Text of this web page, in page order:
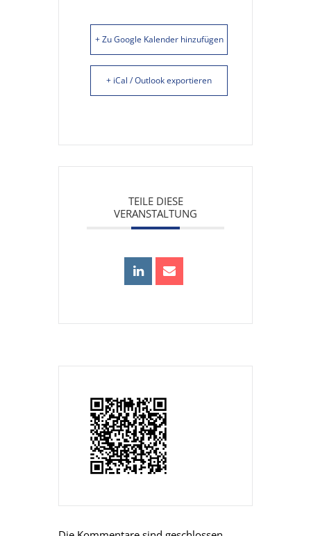
+ Zu Google Kalender hinzufügen
+ iCal / Outlook exportieren
TEILE DIESE
VERANSTALTUNG